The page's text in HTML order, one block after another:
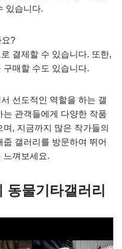
있습니다.
?
결제할 수 있습니다. 또한,
매할 수도 있습니다.
선도적인 역할을 하는 갤
관객들에게 다양한 작품
, 지금까지 많은 작가들의
갤러리를 방문하여 뛰어
느껴보세요.
동물기타갤러리